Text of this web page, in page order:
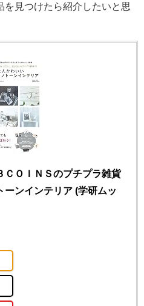
を見つけたら紹介したいと思
ＯＩＮＳのプチプラ雑貨
ンインテリア (学研ムッ